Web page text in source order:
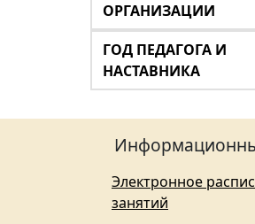
ОРГАНИЗАЦИИ
ГОД ПЕДАГОГА И
НАСТАВНИКА
Электронное
занятий